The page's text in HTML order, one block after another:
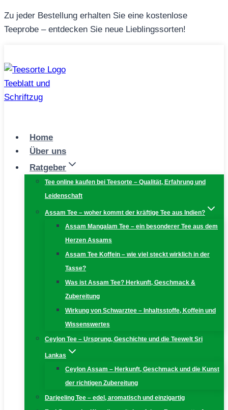
Zum
Inhalt
Zu jeder Bestellung erhalten Sie eine kostenlose
Teeprobe – entdecken Sie neue Lieblingssorten!
Home
Über uns
Ratgeber
Tee online kaufen bei Teesorte – Qualität, Erfahrung und
Leidenschaft
Assam Tee – woher kommt der kräftige Tee aus Indien?
Assam Mangalam Tee – ein besonderer Tee aus dem
Herzen Assams
Assam Tee Koffein – wie viel steckt wirklich in der
Tasse?
Was ist Assam Tee? Herkunft, Geschmack &
Zubereitung
Wirkung von Schwarztee – Inhaltsstoffe, Koffein und
Wissenswertes
Ceylon Tee – Ursprung, Geschichte und die Teewelt Sri
Lankas
Ceylon Assam – Herkunft, Geschmack und die Kunst
der richtigen Zubereitung
Darjeeling Tee – edel, aromatisch und einzigartig